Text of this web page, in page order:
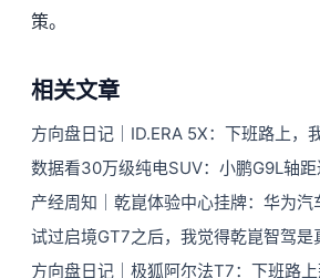
策。
相关文章
方向盘日记｜ID.ERA 5X：下班路上，
数据看30万级纯电SUV：小鹏G9L轴
产经周知｜乾崑体验中心挂牌：华为汽
试过启境GT7之后，我觉得乾崑智驾
方向盘日记｜极狐阿尔法T7：下班路